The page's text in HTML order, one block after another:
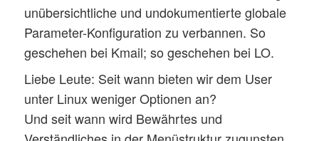
unübersichtliche und undokumentierte globale
Parameter-Konfiguration zu verbannen. So
geschehen bei Kmail; so geschehen bei LO.
Liebe Leute: Seit wann bieten wir dem User
unter Linux weniger Optionen an?
Und seit wann wird Bewährtes und